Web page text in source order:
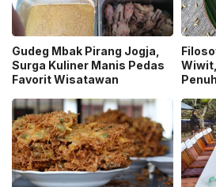
Gudeg Mbak Pirang Jogja,
Surga Kuliner Manis Pedas
Favorit Wisatawan